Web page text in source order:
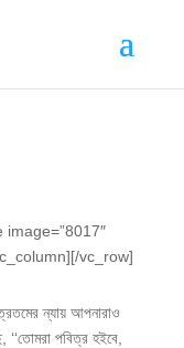
vc_row]
ন্যায় আপনারাও
পবিত্র হইবে,